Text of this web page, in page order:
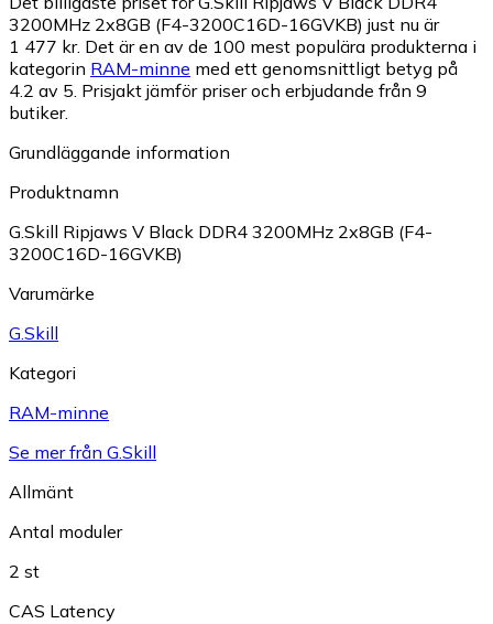
3200MHz 2x8GB (F4-3200C16D-16GVKB) just nu är
1 477 kr. Det är en av de 100 mest populära produkterna i
kategorin RAM-minne med ett genomsnittligt betyg på
4.2 av 5. Prisjakt jämför priser och erbjudande från 9
butiker.
Grundläggande information
Produktnamn
G.Skill Ripjaws V Black DDR4 3200MHz 2x8GB (F4-
3200C16D-16GVKB)
Varumärke
G.Skill
Kategori
RAM-minne
Se mer från G.Skill
Allmänt
Antal moduler
2 st
CAS Latency